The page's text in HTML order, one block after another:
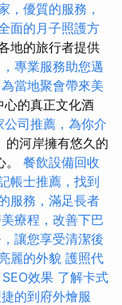
，優質的服務，
面的月子照護方
地的旅行者提供
專業服務助您邁
當地聚會帶來美
的真正文化酒
公司推薦，為你介
的河岸擁有悠久的
餐飲設備回收
帳士推薦，找到
服務，滿足長者
療程，改善下巴
讓您享受清潔後
麗的外貌 護照代
效果 了解卡式
的到府外燴服